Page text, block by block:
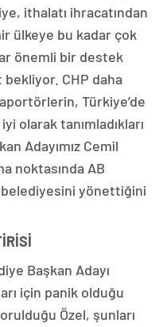
ithalatı ihracatından
ülkeye bu kadar çok
önemli bir destek
CHP daha
Türkiye’de
olarak tanımladıkları
Adayımız Cemil
noktasında AB
belediyesini yönettiğini
Başkan Adayı
için panik olduğu
Özel, şunları